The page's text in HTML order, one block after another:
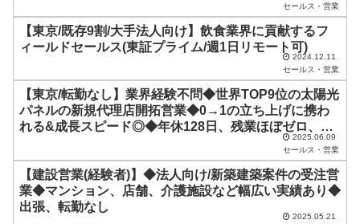
に
く
さ
い
。
セールス・営業
【東京/既存9割/大手法人向け】飲食業界に貢献するフ
ィールドセールス(東証プライム/週1日リモート可)
2024.12.11
セールス・営業
【東京/転勤なし】業界経験不問◆世界TOP9位の太陽光
パネルの新規代理店開拓営業◆0→1の立ち上げに携わ
れる&成長スピード◎◆年休128日、残業ほぼゼロ、イ
ンセンティブあり、メリハリつけて働ける環境です!#第
二新卒歓迎!
2025.06.09
セールス・営業
【建設営業(経験者)】◆法人向け/新築建築案件の受注営
業◆マンション、店舗、介護施設など幅広い実績あり◆
出張、転勤なし
2025.05.21